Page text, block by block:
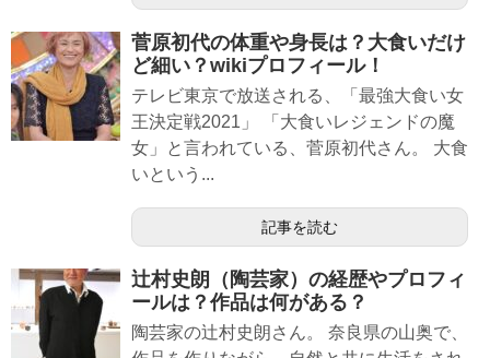
菅原初代の体重や身長は？大食いだけ
ど細い？wikiプロフィール！
テレビ東京で放送される、「最強大食い女
王決定戦2021」 「大食いレジェンドの魔
女」と言われている、菅原初代さん。 大食
いという...
記事を読む
辻村史朗（陶芸家）の経歴やプロフィ
ールは？作品は何がある？
陶芸家の辻村史朗さん。 奈良県の山奥で、